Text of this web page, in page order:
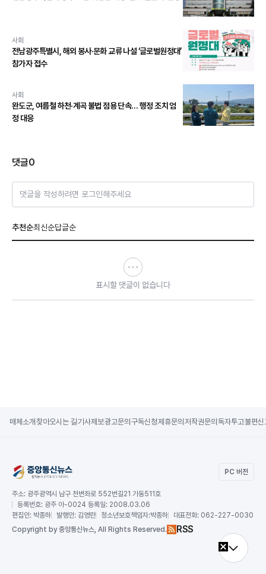
사회
전남광주특별시, 해외 봉사·문화 교류 나설 ‘글로벌원정대’
참가자 접수
사회
완도군, 여름철 하천·계곡 불법 점용 단속… 행정 조치 엄
정 대응
댓글0
댓글을 작성하려면 로그인해주세요
추천순최신순답글순
표시할 댓글이 없습니다
매체소개 찾아오시는 길기사제보광고문의 구독신청제휴문의 저작권문의 독자투고불편신
PC 버전
주소: 광주광역시 남구 천변좌로 552번길21 가동511호
등록번호: 광주 아-0024 등록일: 2008.03.06
편집인: 박종하 발행인: 김영란 청소년보호책임자:박종하 대표전화: 062-227-0030
Copyright by 중앙통신뉴스, All Rights Reserved. RSS